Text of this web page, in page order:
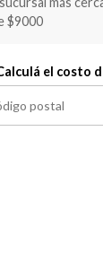
$9000
el costo